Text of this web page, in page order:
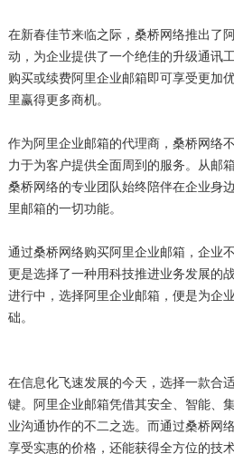
在新春佳节来临之际，桑桥网络推出了
动，为企业提供了一个绝佳的升级通讯
购买或续费阿里企业邮箱即可享受更加
里赢得更多商机。
作为阿里企业邮箱的代理商，桑桥网络
力于为客户提供全面周到的服务。从邮
桑桥网络的专业团队始终陪伴在企业身
里邮箱的一切功能。
通过桑桥网络购买阿里企业邮箱，企业
更是选择了一种用科技推进业务发展的
进行中，选择阿里企业邮箱，便是为企
础。
在信息化飞速发展的今天，选择一款合
键。阿里企业邮箱凭借其安全、智能、
业沟通协作的不二之选。而通过桑桥网
享受实惠的价格，还能获得全方位的技